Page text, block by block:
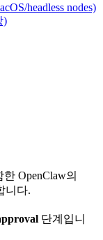
headless nodes)
)
OpenClaw의
니다.
단계입니